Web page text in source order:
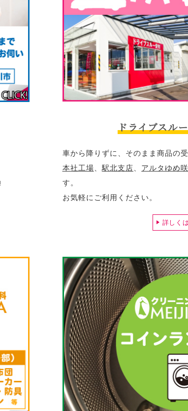
ドライブスル
車から降りずに、そのまま商品の
本社工場、駅北支店、 アルタゆめ
す。
お気軽にご利用ください。
詳しく